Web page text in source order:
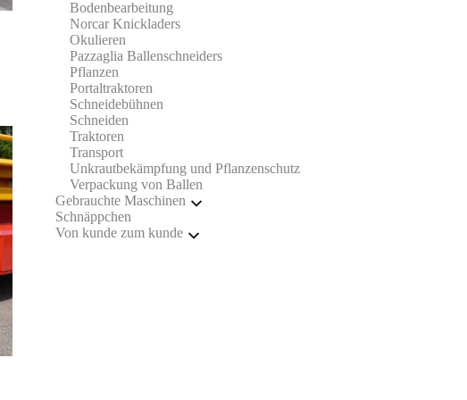
Bodenbearbeitung
Norcar Knickladers
Okulieren
Pazzaglia Ballenschneiders
Pflanzen
Portaltraktoren
Schneidebühnen
Schneiden
Traktoren
Transport
Unkrautbekämpfung und Pflanzenschutz
Verpackung von Ballen
Gebrauchte Maschinen
Ballenstecher
Baumrodemaschinen
Schnäppchen
Von kunde zum kunde